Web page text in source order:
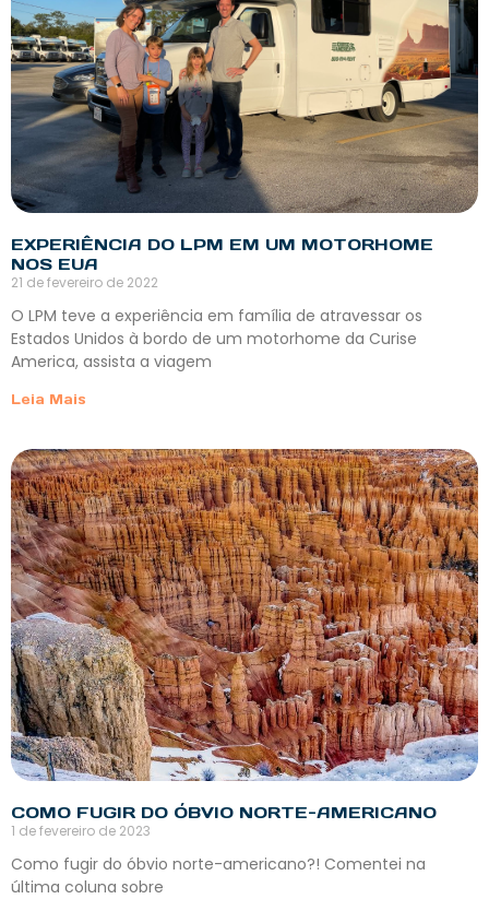
EXPERIÊNCIA DO LPM EM UM MOTORHOME
NOS EUA
21 de fevereiro de 2022
O LPM teve a experiência em família de atravessar os
Estados Unidos à bordo de um motorhome da Curise
America, assista a viagem
Leia Mais
COMO FUGIR DO ÓBVIO NORTE-AMERICANO
1 de fevereiro de 2023
Como fugir do óbvio norte-americano?! Comentei na
última coluna sobre